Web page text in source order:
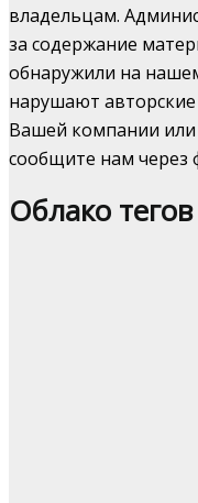
владельцам.
за содержание
обнаружили на
нарушают
Вашей компании или
сообщите нам через
Облако тегов